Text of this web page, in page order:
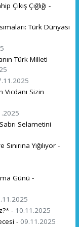
Çıkış Çığlığı -
Türk Dünyası
Türk Milleti
Sizin
Selametini
Yığılıyor -
Günü -
- 10.11.2025
- 09.11.2025